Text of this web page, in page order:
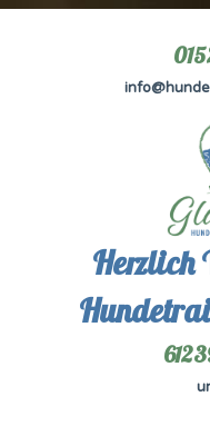
Herzlich